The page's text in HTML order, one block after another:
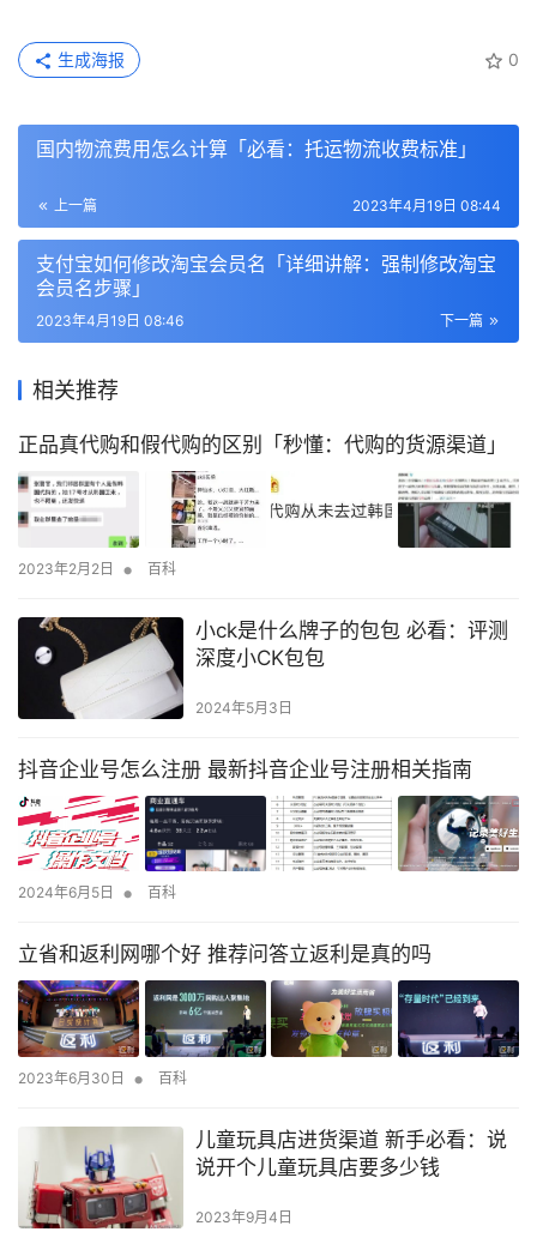
0
生成海报
国内物流费用怎么计算「必看：托运物流收费标准」
上一篇 2023年4月19日 08:44
支付宝如何修改淘宝会员名「详细讲解：强制修改淘宝
会员名步骤」
下一篇
2023年4月19日 08:46
相关推荐
正品真代购和假代购的区别「秒懂：代购的货源渠道」
2023年2月2日 • 百科
小ck是什么牌子的包包 必看：评测
深度小CK包包
2024年5月3日
抖音企业号怎么注册 最新抖音企业号注册相关指南
2024年6月5日 • 百科
立省和返利网哪个好 推荐问答立返利是真的吗
2023年6月30日 • 百科
儿童玩具店进货渠道 新手必看：说
说开个儿童玩具店要多少钱
2023年9月4日